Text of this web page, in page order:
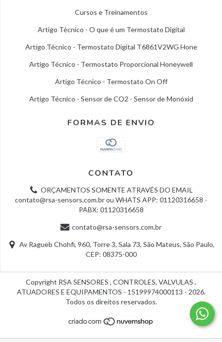
Cursos e Treinamentos
Artigo Técnico - O que é um Termostato Digital
Artigo Técnico - Termostato Digital T6861V2WG Hone
Artigo Técnico - Termostato Proporcional Honeywell
Artigo Técnico - Termostato On Off
Artigo Técnico - Sensor de CO2 - Sensor de Monóxid
FORMAS DE ENVIO
CONTATO
ORÇAMENTOS SOMENTE ATRAVÉS DO EMAIL
contato@rsa-sensors.com.brou WHATS APP: 01120316658 -
PABX: 01120316658
contato@rsa-sensors.com.br
Av Ragueb Chohfi, 960, Torre 3, Sala 73, São Mateus, São Paulo,
CEP: 08375-000
Copyright RSA SENSORES , CONTROLES, VALVULAS ,
ATUADORES E EQUIPAMENTOS - 15199974000113 - 2026.
Todos os direitos reservados.